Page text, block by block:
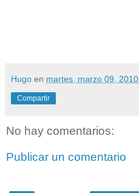
Hugo en martes, marzo 09, 2010
Compartir
No hay comentarios:
Publicar un comentario